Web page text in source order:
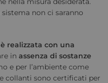
non ci saranno
realizzata con una
in assenza di sostanze
e per l’ambiente come
collanti sono certificati per